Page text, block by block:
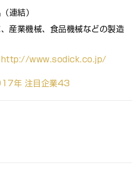
連結）
産業機械、食品機械などの製造
http://www.sodick.co.jp/